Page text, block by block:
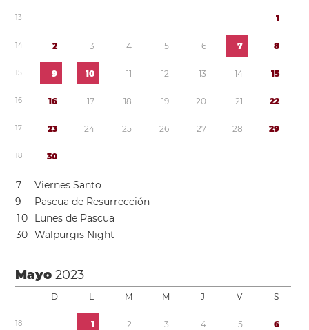
13 1
14 2 3 4 5 6 7 8
15 9 10 11 12 13 14 15
16 16 17 18 19 20 21 22
17 23 24 25 26 27 28 29
18 30
7
Viernes Santo
9
Pascua de Resurrección
10
Lunes de Pascua
30 Walpurgis Night
Mayo2023
D L M M J V S
18 1 2 3 4 5 6